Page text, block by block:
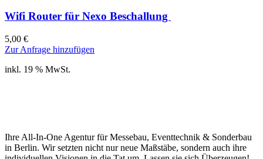
Wifi Router für Nexo Beschallung
5,00 €
Zur Anfrage hinzufügen
inkl. 19 % MwSt.
Ihre All-In-One Agentur für Messebau, Eventtechnik & Sonderbau
in Berlin. Wir setzten nicht nur neue Maßstäbe, sondern auch ihre